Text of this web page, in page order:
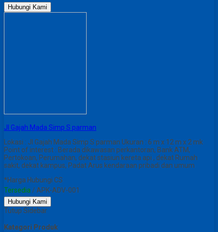
Hubungi Kami
JI Gajah Mada Simp S parman
Lokasi : JI Gajah Mada Simp S parman Ukuran : 6 m x 12 m x 2 mk
Point of interest : Berada dikawasan perkantoran, Bank ATM,
Pertokoan, Perumahan, dekat stasiun kereta api , dekat Rumah
sakit, dekat kampus, Padat Arus kendaraan pribadi dan umum
*Harga Hubungi CS
Tersedia / APK-ADV-001
Hubungi Kami
Tutup Sidebar
Kategori Produk